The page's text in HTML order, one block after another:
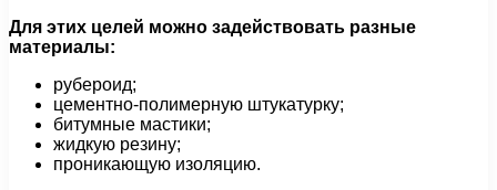
Для этих целей можно задействовать разные
материалы:
рубероид;
цементно-полимерную штукатурку;
битумные мастики;
жидкую резину;
проникающую изоляцию.